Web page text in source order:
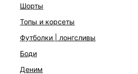
шорты
топы и корсеты
футболки | лонгсливы
боди
деним